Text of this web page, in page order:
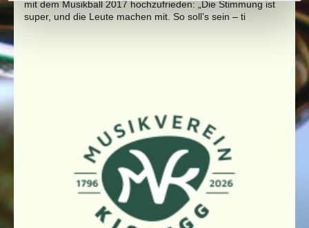
mit dem Musikball 2017 hochzufrieden: „Die Stimmung ist
super, und die Leute machen mit. So soll’s sein – ti